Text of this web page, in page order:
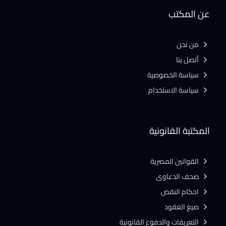
المكتبة القانونية
القوانين المصرية
صحف الدعاوى
احكام النقض
صيغ العقود
التعريفات والدفوع القانونية
عن المكتب
من نحن
أتصل بنا
سياسة الخصوصية
سياسة الاستخدام